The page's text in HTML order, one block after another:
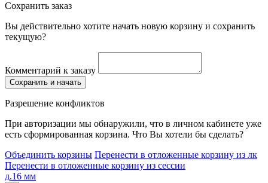
Сохранить заказ
Вы действительно хотите начать новую корзину и сохранить
текущую?
Комментарий к заказу
Сохранить и начать
Разрешение конфликтов
При авторизации мы обнаружили, что в личном кабинете уже
есть сформированная корзина. Что Вы хотели бы сделать?
Объединить корзины Перенести в отложенные корзину из лк
Перенести в отложенные корзину из сессии
д.16 мм